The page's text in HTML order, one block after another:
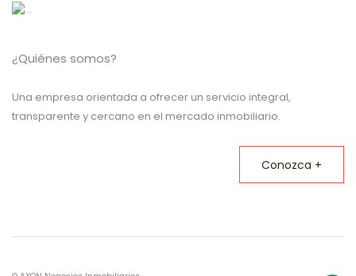
¿Quiénes somos?
Una empresa orientada a ofrecer un servicio integral,
transparente y cercano en el mercado inmobiliario.
Conozca +